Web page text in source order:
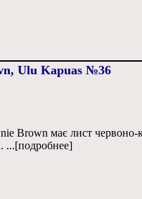
Ulu Kapuas №36
Brown має лист червоно-
...[подробнее]